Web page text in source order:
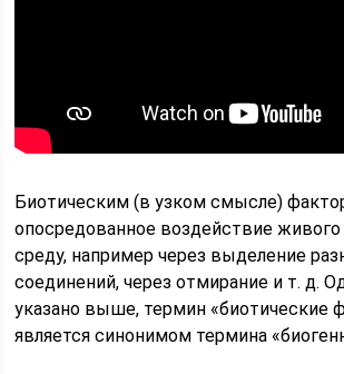
Биотическим (в узком смысле)
опосредованное воздействие живого
среду, например через выделение
соединений, через отмирание и т. д.
указано выше, термин «биотические
является синонимом термина